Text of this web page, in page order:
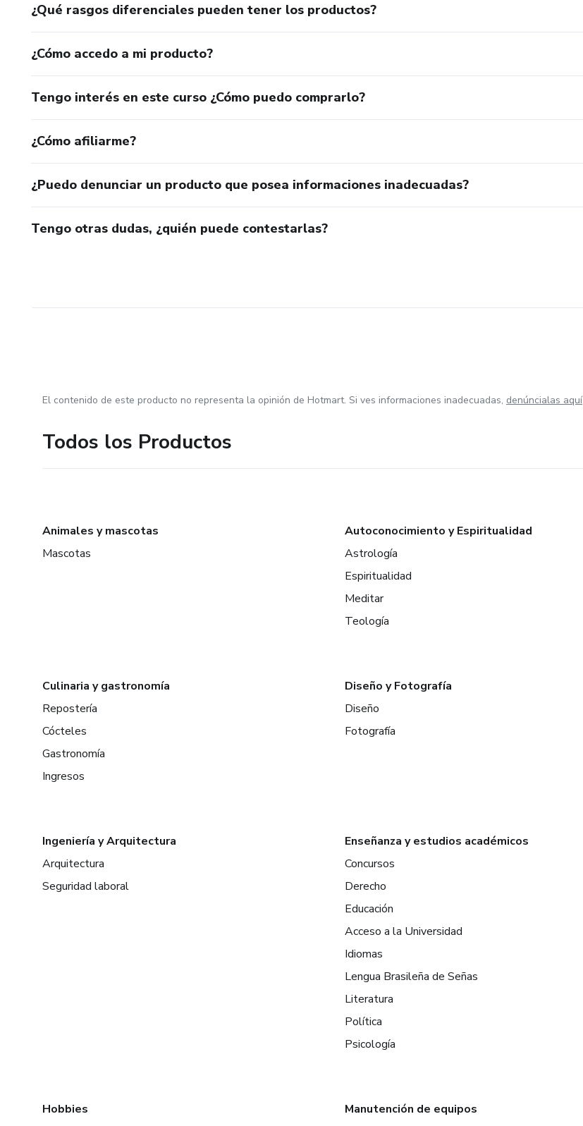
¿Qué rasgos diferenciales pueden tener los productos?
¿Cómo accedo a mi producto?
Tengo interés en este curso ¿Cómo puedo comprarlo?
¿Cómo afiliarme?
¿Puedo denunciar un producto que posea informaciones inadecuadas?
Tengo otras dudas, ¿quién puede contestarlas?
El contenido de este producto no representa la opinión de Hotmart. Si ves informaciones inadecuadas, denúncialas aquí
Todos los Productos
Animales y mascotas
Mascotas
Autoconocimiento y Espiritualidad
Astrología
Espiritualidad
Meditar
Teología
Culinaria y gastronomía
Repostería
Cócteles
Gastronomía
Ingresos
Diseño y Fotografía
Diseño
Fotografía
Ingeniería y Arquitectura
Arquitectura
Seguridad laboral
Enseñanza y estudios académicos
Concursos
Derecho
Educación
Acceso a la Universidad
Idiomas
Lengua Brasileña de Señas
Literatura
Política
Psicología
Hobbies
Manutención de equipos